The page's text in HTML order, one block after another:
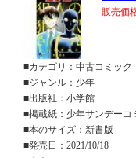
販売価
■カテゴリ：中古コミック
■ジャンル：少年
■出版社：小学館
■掲載紙：少年サンデーコ
■本のサイズ：新書版
■発売日：2021/10/18